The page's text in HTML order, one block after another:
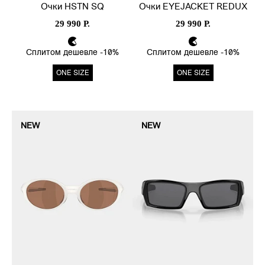
Очки HSTN SQ
29 990 Р.
Сплитом дешевле -10%
ONE SIZE
Очки EYEJACKET REDUX
29 990 Р.
Сплитом дешевле -10%
ONE SIZE
NEW NEW